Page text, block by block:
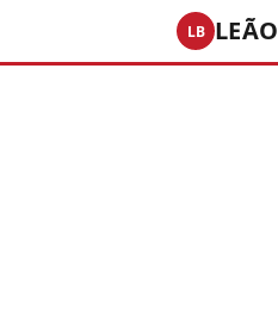
LB LEÃO